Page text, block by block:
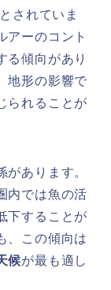
されていま
アーのコント
る傾向があり
地形の影響で
られることが
あります。
内では魚の活
下することが
、この傾向は
候が最も適し